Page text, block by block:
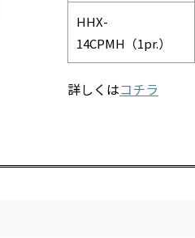
HHX-
14CPMH（1pr.）
詳しくはコチラ